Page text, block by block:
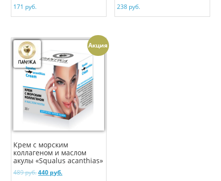
171 руб. 238 руб.
Акция
Крем с морским
коллагеном и маслом
акулы «Squalus acanthias»
489руб.440 руб.